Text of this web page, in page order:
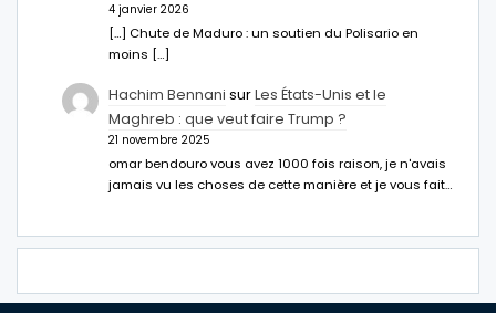
4 janvier 2026
[…] Chute de Maduro : un soutien du Polisario en
moins […]
Hachim Bennani surLes États-Unis et le
Maghreb : que veut faire Trump ?
21 novembre 2025
omar bendouro vous avez 1000 fois raison, je n'avais
jamais vu les choses de cette manière et je vous fait…